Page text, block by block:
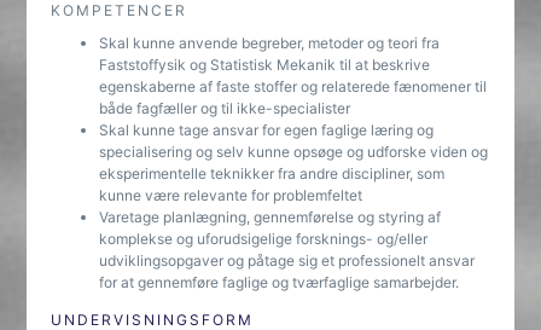
KOMPETENCER
Skal kunne anvende begreber, metoder og teori fra
Faststoffysik og Statistisk Mekanik til at beskrive
egenskaberne af faste stoffer og relaterede fænomener til
både fagfæller og til ikke-specialister
Skal kunne tage ansvar for egen faglige læring og
specialisering og selv kunne opsøge og udforske viden og
eksperimentelle teknikker fra andre discipliner, som
kunne være relevante for problemfeltet
Varetage planlægning, gennemførelse og styring af
komplekse og uforudsigelige forsknings- og/eller
udviklingsopgaver og påtage sig et professionelt ansvar
for at gennemføre faglige og tværfaglige samarbejder.
UNDERVISNINGSFORM